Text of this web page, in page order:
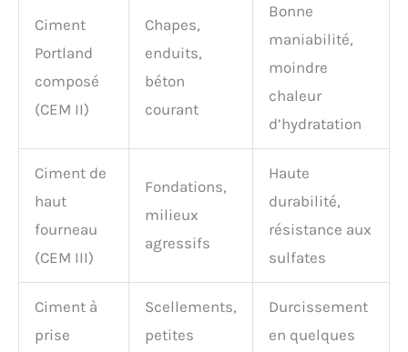
Ciment
Portland
composé
(CEM II)
Chapes,
enduits,
béton
courant
Bonne
maniabilité,
moindre
chaleur
d’hydratation
Ciment de
haut
fourneau
(CEM III)
Fondations,
milieux
agressifs
Haute
durabilité,
résistance aux
sulfates
Ciment à
prise
Scellements,
petites
Durcissement
en quelques